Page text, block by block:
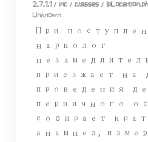
2.7.1.1/inc/classes/
Unknown
При
нарколог
приезжает на
проведения
первичного
собирает
анамнез,